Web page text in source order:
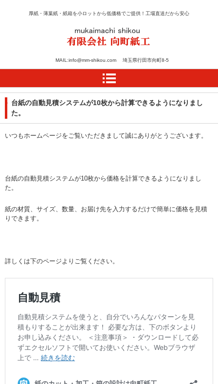
紙のカット・加工・箱の
設計は向町紙工
厚紙・薄葉紙・紙箱を小ロットから低価格でご提供！工場直送だから安心
MAIL:info@mm-shikou.com 埼玉県行田市向町8-5
台紙の自動見積システムが10枚から計算できるようになりまし
た。
いつもホームページをご覧いただきまして誠にありがとうございます。
台紙の自動見積システムが10枚から価格を計算できるようになりまし
た。
紙の材質、サイズ、数量、お届け先を入力するだけで簡単に価格を見積
りできます。
詳しくは下のページよりご覧ください。